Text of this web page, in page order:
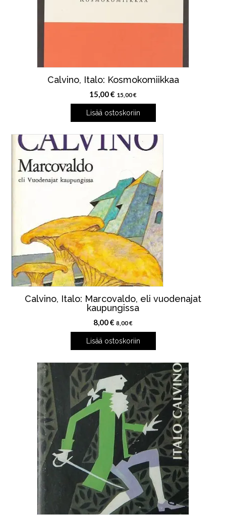
Calvino, Italo: Kosmokomiikkaa
15,00€ 15,00€
Lisää ostoskoriin
Calvino, Italo: Marcovaldo, eli vuodenajat
kaupungissa
8,00€ 8,00€
Lisää ostoskoriin